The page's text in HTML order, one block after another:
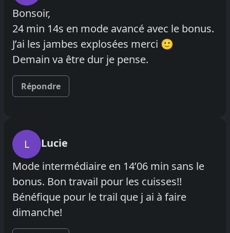
Bonsoir,
24 min 14s en mode avancé avec le bonus.
J’ai les jambes explosées merci 🙂
Demain va être dur je pense.
Répondre
L
Lucie
Mode intermédiaire en 14’06 min sans le
bonus. Bon travail pour les cuisses!!
Bénéfique pour le trail que j ai à faire
dimanche!